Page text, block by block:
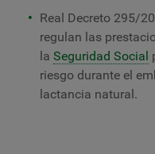
Real Decreto 295/
regulan las
la Seguridad Social
riesgo durante el
lactancia natural.